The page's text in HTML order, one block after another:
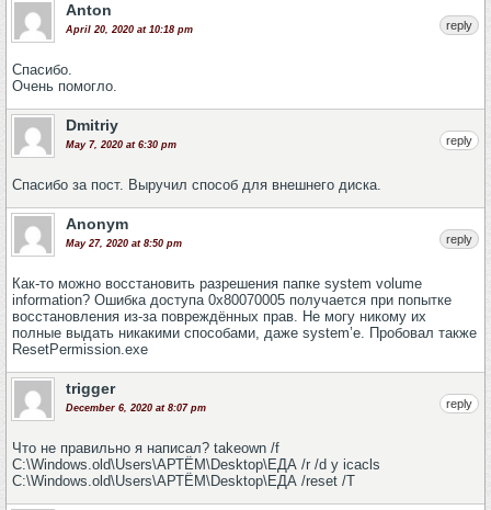
Anton
April 20, 2020 at 10:18 pm
Спасибо.
Очень помогло.
reply
Dmitriy
May 7, 2020 at 6:30 pm
Спасибо за пост. Выручил способ для внешнего диска.
reply
Anonym
May 27, 2020 at 8:50 pm
Как-то можно восстановить разрешения папке system volume
information? Ошибка доступа 0x80070005 получается при попытке
восстановления из-за повреждённых прав. Не могу никому их
полные выдать никакими способами, даже system’е. Пробовал также
ResetPermission.exe
reply
trigger
December 6, 2020 at 8:07 pm
Что не правильно я написал? takeown /f
C:\Windows.old\Users\АРТЁМ\Desktop\ЕДА /r /d y icacls
C:\Windows.old\Users\АРТЁМ\Desktop\ЕДА /reset /T
reply